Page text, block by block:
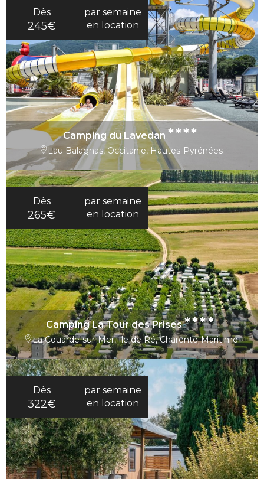
Dès
245€
par semaine
en location
Camping du Lavedan ****
Lau Balagnas, Occitanie, Hautes-Pyrénées
Dès
265€
par semaine
en location
Camping La Tour des Prises****
La Couarde-sur-Mer, Ile de Ré, Charente-Maritime
Dès
322€
par semaine
en location